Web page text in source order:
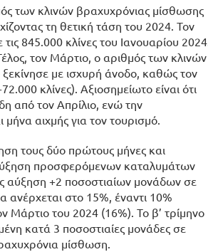
των κλινών βραχυχρόνιας μίσθωσης
τη θετική τάση του 2024. Τον
845.000 κλίνες του Ιανουαρίου 2024.
τον Μάρτιο, ο αριθμός των κλινών
με ισχυρή άνοδο, καθώς τον
κλίνες). Αξιοσημείωτο είναι ότι
από τον Απρίλιο, ενώ την
μήνα αιχμής για τον τουρισμό.
τους δύο πρώτους μήνες και
προσφερόμενων καταλυμάτων
αύξηση +2 ποσοστιαίων μονάδων σε
στο 15%, έναντι 10%
Μάρτιο του 2024 (16%). Το β’ τρίμηνο
κατά 3 ποσοστιαίες μονάδες σε
μίσθωση.